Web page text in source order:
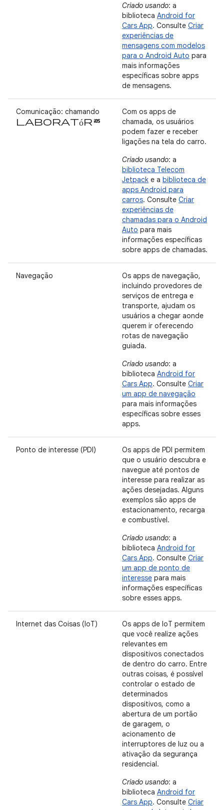
Criado usando: a
biblioteca Android for
Cars App. Consulte Criar
experiências de
mensagens com modelos
para o Android Auto para
mais informações
específicas sobre apps
de mensagens.
Comunicação: chamando
laboratórios
Com os apps de
chamada, os usuários
podem fazer e receber
ligações na tela do carro.
Criado usando: a
biblioteca Telecom
Jetpack e a biblioteca de
apps Android para
carros. Consulte Criar
experiências de
chamadas para o Android
Auto para mais
informações específicas
sobre apps de chamadas.
Navegação
Os apps de navegação,
incluindo provedores de
serviços de entrega e
transporte, ajudam os
usuários a chegar aonde
querem ir oferecendo
rotas de navegação
guiada.
Criado usando: a
biblioteca Android for
Cars App. Consulte Criar
um app de navegação
para mais informações
específicas sobre esses
apps.
Ponto de interesse (PDI)
Os apps de PDI permitem
que o usuário descubra e
navegue até pontos de
interesse para realizar as
ações desejadas. Alguns
exemplos são apps de
estacionamento, recarga
e combustível.
Criado usando: a
biblioteca Android for
Cars App. Consulte Criar
um app de ponto de
interesse para mais
informações específicas
sobre esses apps.
Internet das Coisas (IoT)
Os apps de IoT permitem
que você realize ações
relevantes em
dispositivos conectados
de dentro do carro. Entre
outras coisas, é possível
controlar o estado de
determinados
dispositivos, como a
abertura de um portão
de garagem, o
acionamento de
interruptores de luz ou a
ativação da segurança
residencial.
Criado usando: a
biblioteca Android for
Cars App. Consulte Criar